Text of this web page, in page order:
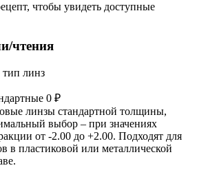
чтобы увидеть доступные
чтения
линз
0 ₽
линзы стандартной толщины,
выбор – при значениях
от -2.00 до +2.00. Подходят для
в пластиковой или металлической